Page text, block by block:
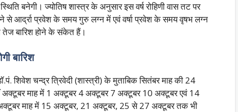
बनेगी। ज्योतिष शास्त्र के अनुसार इस वर्ष रोहिणी वास तट पर
आर्द्रा प्रवेश के समय गुरु लग्न में एवं वर्षा प्रवेश के समय वृषभ लग्न
तेज बारिश होने के संकेत हैं।
बारिश
शिवेश चन्द्र त्रिवेदी (शास्त्री) के मुताबिक सितंबर माह की 24
अक्टूबर माह में 1 अक्टूबर 4 अक्टूबर 7 अक्टूबर 10 अक्टूबर एवं 14
माह में 15 अक्टूबर, 21 अक्टूबर, 25 से 27 अक्टूबर तक भी